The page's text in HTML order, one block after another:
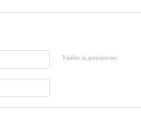
Увійти за допомогою